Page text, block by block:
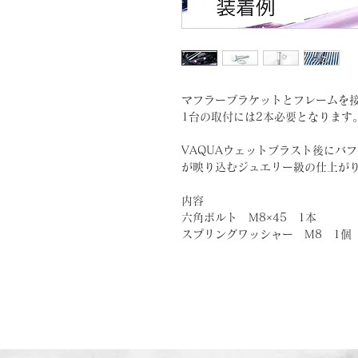
マフラーブラケットとフレームを
1台の取付には2本必要となります
VAQUAウェットブラスト後にバ
が映り込むジュエリー級の仕上が
内容
六角ボルト M8×45 1本
スプリングワッシャー M8 1個